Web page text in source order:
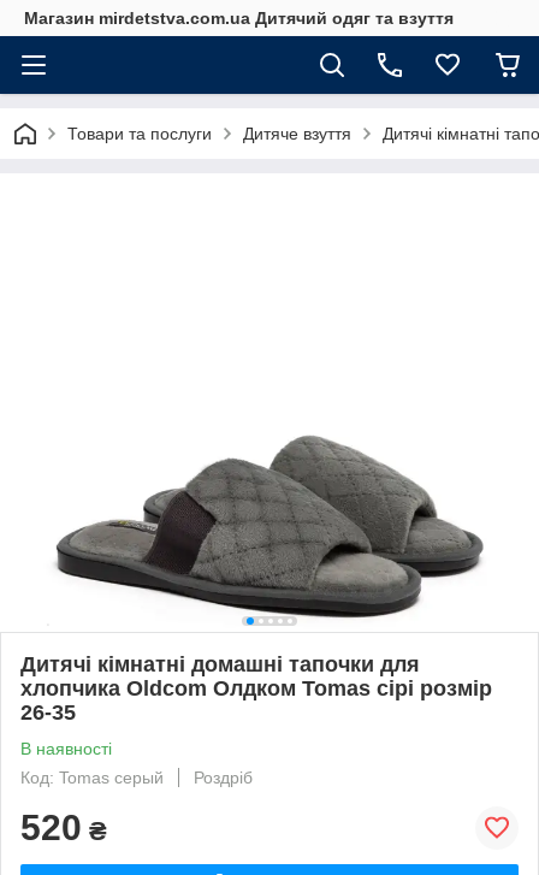
Магазин mirdetstva.com.ua Дитячий одяг та взуття
Товари та послуги Дитяче взуття Дитячі кімнатні
Дитячі кімнатні домашні тапочки для
хлопчика Oldcom Олдком Tomas сірі розмір
26-35
В наявності
Код: Tomas серый
Роздріб
520 ₴